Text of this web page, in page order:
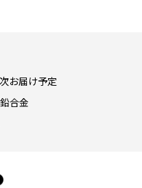
お届け予定
合金